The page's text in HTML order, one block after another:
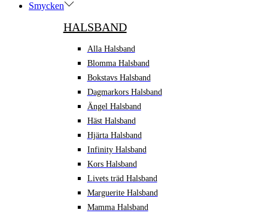
Smycken
HALSBAND
Alla Halsband
Blomma Halsband
Bokstavs Halsband
Dagmarkors Halsband
Ängel Halsband
Häst Halsband
Hjärta Halsband
Infinity Halsband
Kors Halsband
Livets träd Halsband
Marguerite Halsband
Mamma Halsband